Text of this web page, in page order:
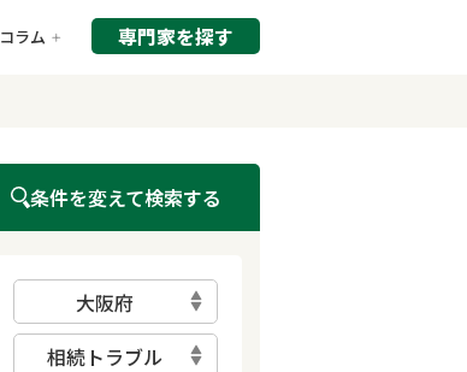
コラム 専門家を探す
条件を変えて検索する
大阪府
相続トラブル